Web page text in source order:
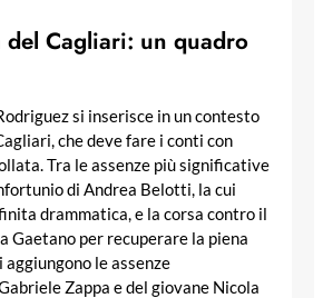
del Cagliari: un quadro
si inserisce in un contesto
che deve fare i conti con
Tra le assenze più significative
di Andrea Belotti, la cui
drammatica, e la corsa contro il
Gaetano per recuperare la piena
le assenze
Zappa e del giovane Nicola